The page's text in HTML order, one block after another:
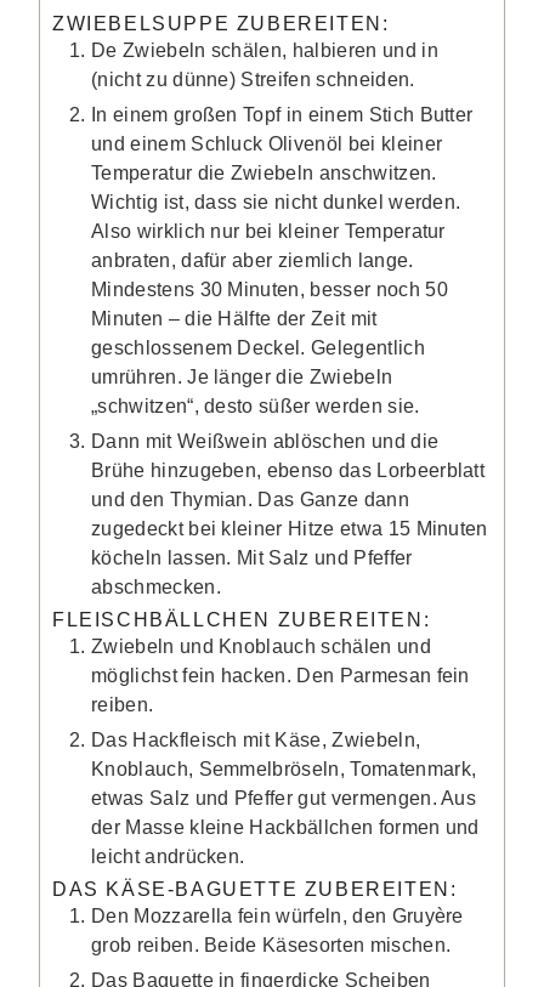
ZWIEBELSUPPE ZUBEREITEN:
De Zwiebeln schälen, halbieren und in
(nicht zu dünne) Streifen schneiden.
In einem großen Topf in einem Stich Butter
und einem Schluck Olivenöl bei kleiner
Temperatur die Zwiebeln anschwitzen.
Wichtig ist, dass sie nicht dunkel werden.
Also wirklich nur bei kleiner Temperatur
anbraten, dafür aber ziemlich lange.
Mindestens 30 Minuten, besser noch 50
Minuten – die Hälfte der Zeit mit
geschlossenem Deckel. Gelegentlich
umrühren. Je länger die Zwiebeln
„schwitzen“, desto süßer werden sie.
Dann mit Weißwein ablöschen und die
Brühe hinzugeben, ebenso das Lorbeerblatt
und den Thymian. Das Ganze dann
zugedeckt bei kleiner Hitze etwa 15 Minuten
köcheln lassen. Mit Salz und Pfeffer
abschmecken.
FLEISCHBÄLLCHEN ZUBEREITEN:
Zwiebeln und Knoblauch schälen und
möglichst fein hacken. Den Parmesan fein
reiben.
Das Hackfleisch mit Käse, Zwiebeln,
Knoblauch, Semmelbröseln, Tomatenmark,
etwas Salz und Pfeffer gut vermengen. Aus
der Masse kleine Hackbällchen formen und
leicht andrücken.
DAS KÄSE-BAGUETTE ZUBEREITEN:
Den Mozzarella fein würfeln, den Gruyère
grob reiben. Beide Käsesorten mischen.
Das Baguette in fingerdicke Scheiben